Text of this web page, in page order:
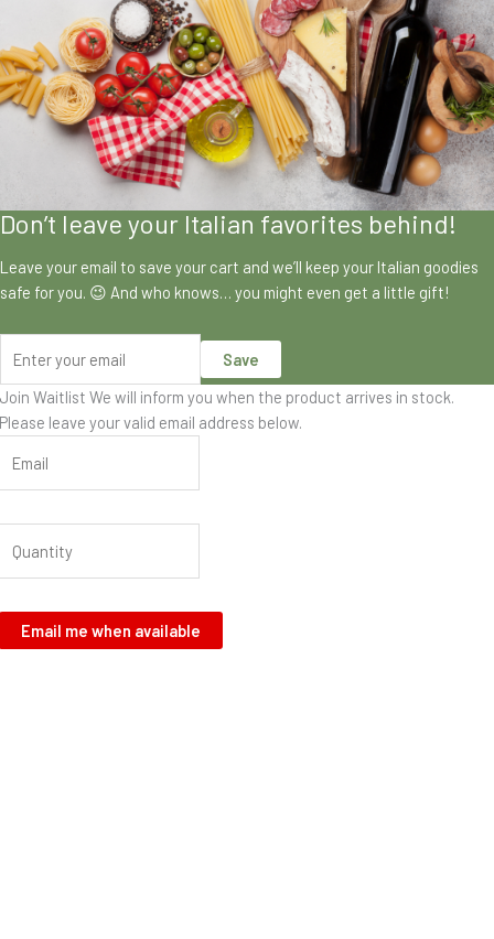
Don’t leave your Italian favorites behind!
Leave your email to save your cart and we’ll keep your Italian goodies
safe for you. 😉 And who knows… you might even get a little gift!
Save
Join Waitlist We will inform you when the product arrives in stock.
Please leave your valid email address below.
Email me when available